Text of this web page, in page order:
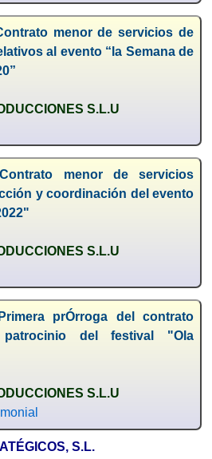
menor de servicios de
al evento “la Semana de
S.L.U
Contrato menor de servicios
y coordinación del evento
S.L.U
prÓrroga del contrato
del festival "Ola
S.L.U
S.L.